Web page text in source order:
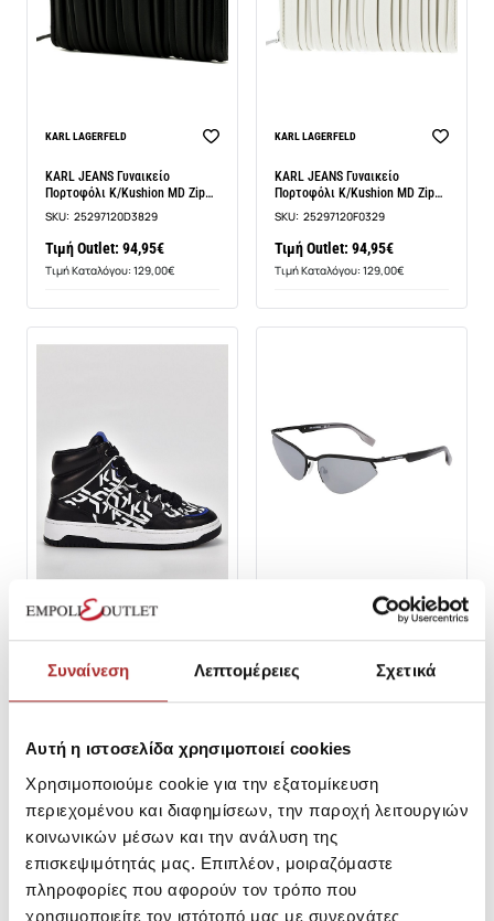
Συναίνεση Λεπτομέρειες Σχετικά
Αυτή η ιστοσελίδα χρησιμοποιεί cookies
Χρησιμοποιούμε cookie για την εξατομίκευση
περιεχομένου και διαφημίσεων, την παροχή λειτουργιών
κοινωνικών μέσων και την ανάλυση της
επισκεψιμότητάς μας. Επιπλέον, μοιραζόμαστε
πληροφορίες που αφορούν τον τρόπο που
χρησιμοποιείτε τον ιστότοπό μας με συνεργάτες
KARL LAGERFELD
KARL JEANS Γυναικείο
Πορτοφόλι K/Kushion MD Zip
WLLT
SKU: 25297120D3829
Τιμή Outlet: 94,95€
Τιμή Καταλόγου: 129,00€
KARL LAGERFELD
KARL JEANS Γυναικείο
Πορτοφόλι K/Kushion MD Zip
WLLT
SKU: 25297120F0329
Τιμή Outlet: 94,95€
Τιμή Καταλόγου: 129,00€
KARL LAGERFELD
Ανδρικές Μπότες Karl
SKU:
25190838D1209
Unisex Γυαλία Ηλίου Karl
SKU:
25194921CA002